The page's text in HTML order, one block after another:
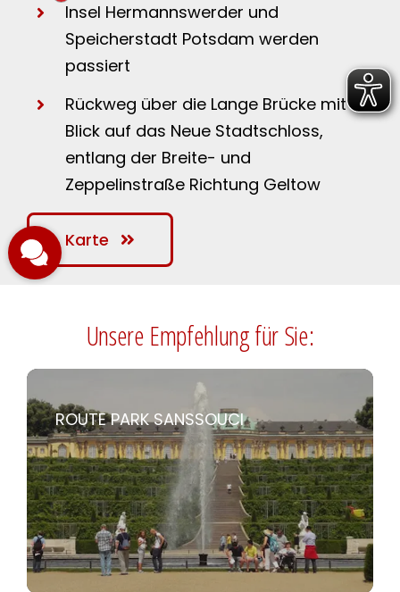
Insel Hermannswerder und
Speicherstadt Potsdam werden
passiert
Rückweg über die Lange Brücke mit
Blick auf das Neue Stadtschloss,
entlang der Breite- und
Zeppelinstraße Richtung Geltow
Karte
Unsere Empfehlung für Sie:
ROUTE PARK SANSSOUCI